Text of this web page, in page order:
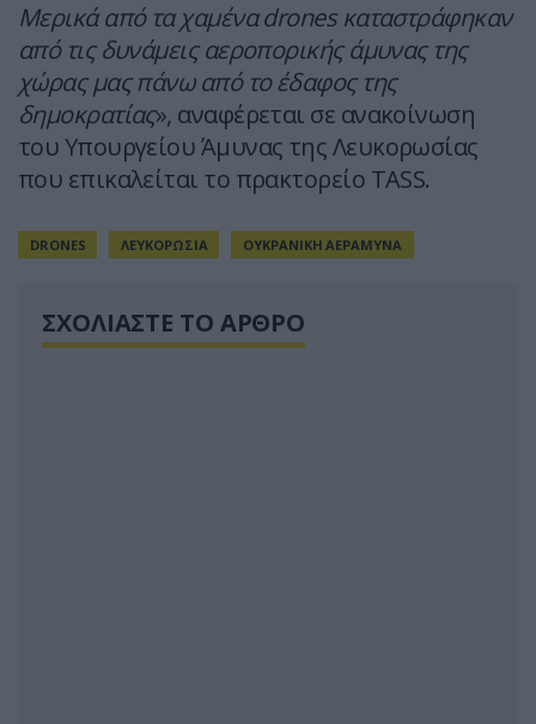
Μερικά από τα χαμένα drones καταστράφηκαν
από τις δυνάμεις αεροπορικής άμυνας της
χώρας μας πάνω από το έδαφος της
δημοκρατίας», αναφέρεται σε ανακοίνωση
του Υπουργείου Άμυνας της Λευκορωσίας
που επικαλείται το πρακτορείο TASS.
DRONES ΛΕΥΚΟΡΩΣΙΑ ΟΥΚΡΑΝΙΚΗ ΑΕΡΑΜΥΝΑ
ΣΧΟΛΙΑΣΤΕ ΤΟ ΑΡΘΡΟ